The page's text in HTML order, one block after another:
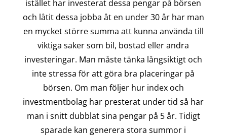
istället har investerat dessa pengar på börsen
och låtit dessa jobba åt en under 30 år har man
en mycket större summa att kunna använda till
viktiga saker som bil, bostad eller andra
investeringar. Man måste tänka långsiktigt och
inte stressa för att göra bra placeringar på
börsen. Om man följer hur index och
investmentbolag har presterat under tid så har
man i snitt dubblat sina pengar på 5 år. Tidigt
sparade kan generera stora summor i